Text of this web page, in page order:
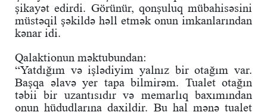
şikayət edirdi. Görünür, qonşuluq mübahisəsini
müstəqil şəkildə həll etmək onun imkanlarından
kənar idi.
Qalaktionun məktubundan:
“Yatdığım və işlədiyim yalnız bir otağım var.
Başqa əlavə yer tapa bilmirəm. Tualet otağın
təbii bir uzantısıdır və memarlıq baxımından
onun hüdudlarına daxildir. Bu hal mənə tualet